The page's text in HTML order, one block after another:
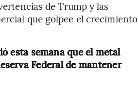
de Trump y las
que golpee el crecimiento
esta semana que el metal
Federal de mantener